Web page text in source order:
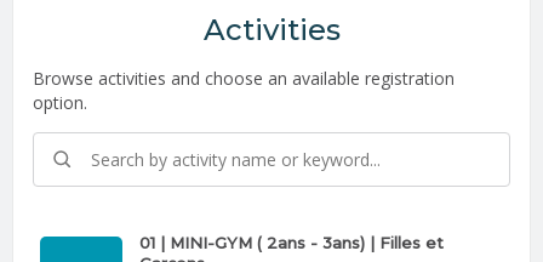
Activities
Browse activities and choose an available registration
option.
01 | MINI-GYM ( 2ans - 3ans) | Filles et